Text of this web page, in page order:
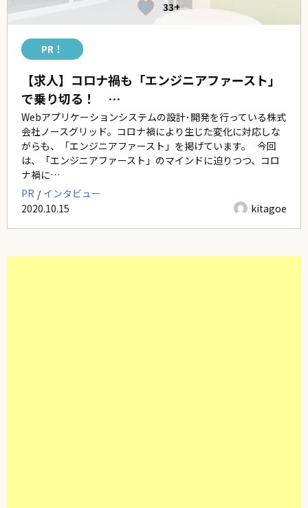
33+
PR！
【求人】コロナ禍も「エンジニアファースト」
で乗り切る！ …
Webアプリケーションシステムの設計･開発を行っている株式
会社ノースグリッド。コロナ禍により生じた変化に対応しな
がらも、「エンジニアファースト」を掲げています。 今回
は、「エンジニアファースト」のマインドに迫りつつ、コロ
ナ禍に…
PR
インタビュー
2020.10.15
kitagoe